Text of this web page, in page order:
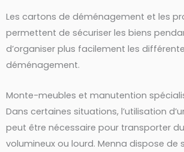
Les cartons de déménagement et les
permettent de sécuriser les biens
d’organiser plus facilement les
déménagement.
Monte-meubles et manutention
Dans certaines situations, l’utilisation
peut être nécessaire pour transporter
volumineux ou lourd. Menna dispose de